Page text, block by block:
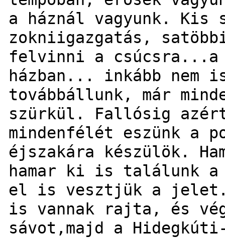
a háznál vagyunk. Kis
zokniigazgatás,
felvinni a csúcsra...a
házban... inkább nem
továbbállunk, már
szürkül. Fallósig
mindenfélét eszünk a
éjszakára készülök.
hamar ki is találunk
el is vesztjük a jelet.
is vannak rajta, és
sávot,majd a